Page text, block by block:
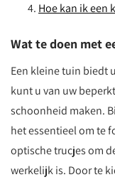
Hoe kan ik een
Wat te doen met
Een kleine tuin biedt
kunt u van uw
schoonheid maken.
het essentieel om te
optische trucjes om
werkelijk is. Door te